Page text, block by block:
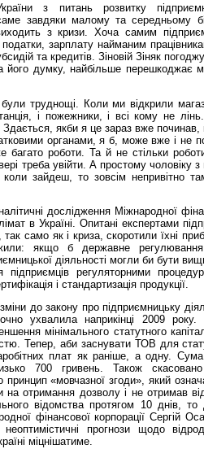
з питань розвитку
завдяки малому та середньому
з кризи. Хоча самим
зарплату найманим
та кредитів. Зіновій Зіняк
його думку, найбільше перешкоджає
труднощі. Коли ми відкрили
і пожежники, і всі кому не
Здається, якби я це зараз вже починав,
органами, я б, може вже і не
багато роботи. Та й не сті­льки
треба увійти. А простому чоловіку з
зайдеш, то зовсім непривітно
дослідження Міжнародної
в Україні. Опитані експертами
само як і криза, скоротили їхні
якщо б державне
діяльності могли би бути
підприємців регуляторними
і стандартизація продукції.
до закону про підприємницьку
ухвалила наприкінці 2009 року.
мінімального статутного
Тепер, аби заснувати ТОВ для
плат як раніше, а одну.
700 гривень. Також скасовано
принцип «мовчазної згоди», який
отримання дозволу і не отримав
відомства протягом 10 днів, то
фінансової корпорації Сергій
прогнози щодо
міцнішатиме.